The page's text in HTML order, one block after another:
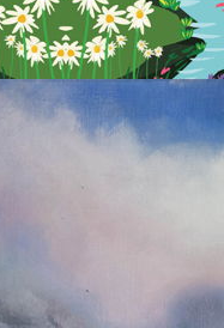
?
de tous âges du 13 juin